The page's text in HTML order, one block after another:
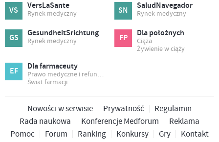
VS VersLaSante
Rynek medyczny SN SaludNavegador
Rynek medyczny
GS GesundheitSrichtung
Rynek medyczny FP Dla położnych
Ciąża
Żywienie w ciąży
EF Dla farmaceuty
Prawo medyczne i refundacja
Świat farmacji
Nowości w serwisie Prywatność
Regulamin
Rada naukowa
Konferencje Medforum
Reklama
Pomoc
Forum Ranking Konkursy Gry Kontakt